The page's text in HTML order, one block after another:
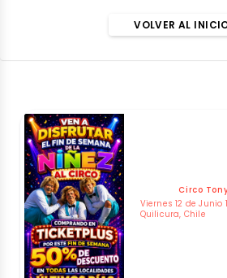
VOLVER AL
Circo
Viernes 12 de Junio
Quilicura, Chile